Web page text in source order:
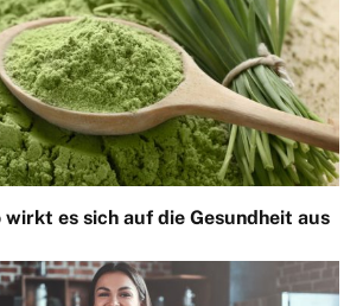
wirkt es sich auf die Gesundheit aus